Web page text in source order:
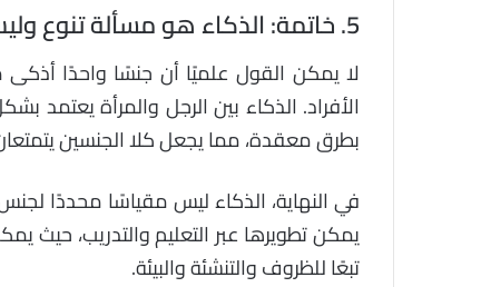
5. خاتمة: الذكاء هو مسألة تنوع
لا يمكن القول علميًا أن جنسًا واحدًا
الأفراد. الذكاء بين الرجل والمرأة يعتمد
بطرق معقدة، مما يجعل كلا الجنسين
في النهاية، الذكاء ليس مقياسًا محددًا
يمكن تطويرها عبر التعليم والتدريب، حيث
تبعًا للظروف والتنشئة والبيئة.